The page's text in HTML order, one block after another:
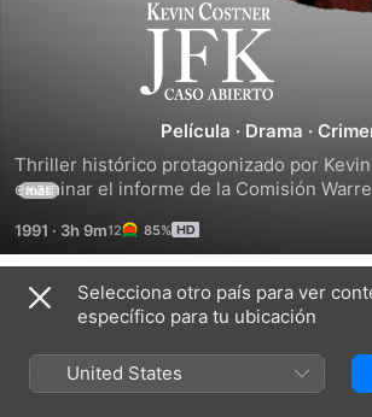
JFK:
Caso
Abierto
Película · Drama ·
Thriller histórico protagonizado por
examinar el informe de la Comisión
Nueva Orleans sospecha que hay mucha
que la opinión pública desconoce.
más
1991 · 3h 9m 85%
Tráileres
Selecciona otro país para ver
específico para tu ubicación
United States